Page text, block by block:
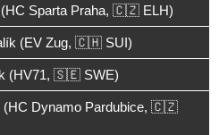
(HC Sparta Praha, 🇨🇿 ELH)
(EV Zug, 🇨🇭 SUI)
(HV71, 🇸🇪 SWE)
(HC Dynamo Pardubice, 🇨🇿